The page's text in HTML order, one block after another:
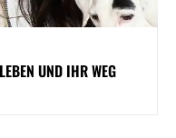
UND IHR WEG